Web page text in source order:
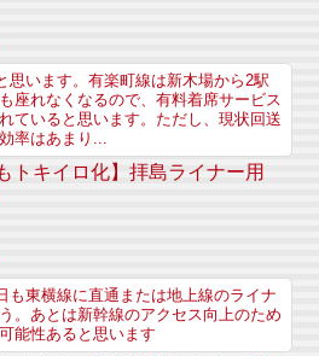
思います。有楽町線は新木場から2駅
座れなくなるので、有料着席サービス
ていると思います。ただし、現状回送
率はあまり...
トキイロ化】拝島ライナー用
も東横線に直通または地上線のライナ
。あとは新幹線のアクセス向上のため
能性あると思います